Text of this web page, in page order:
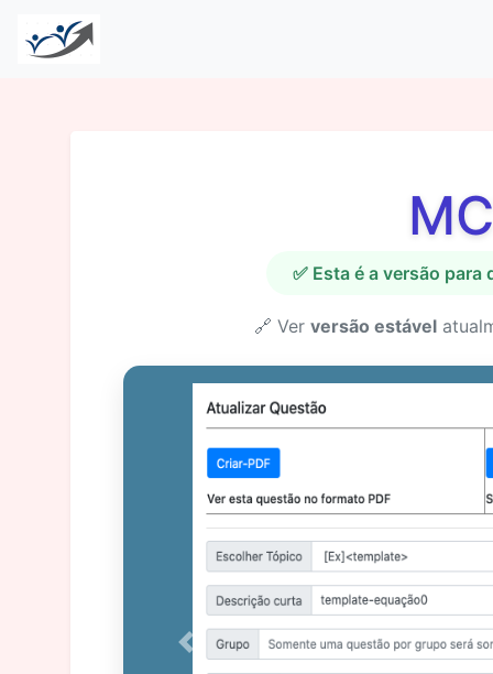
✅ Esta é a versão
🔗 Ver versão estável
Previous